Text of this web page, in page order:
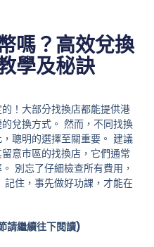
嗎？高效兌換
學及秘訣
！大部分找換店都能提供港
兌換方式。 然而，不同找換
聰明的選擇至關重要。 建議
意市區的找換店，它們通常
別忘了仔細檢查所有費用，
住，事先做好功課，才能在
請繼續往下閱讀)